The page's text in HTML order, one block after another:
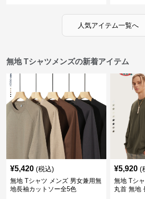
人気アイテム一覧へ
無地 Tシャツメンズの新着アイテム
¥5,420 (税込)
無地 Tシャツ メンズ 男女兼用無
地長袖カットソー全5色
¥5,920 (
無地 Tシ
丸首 無地